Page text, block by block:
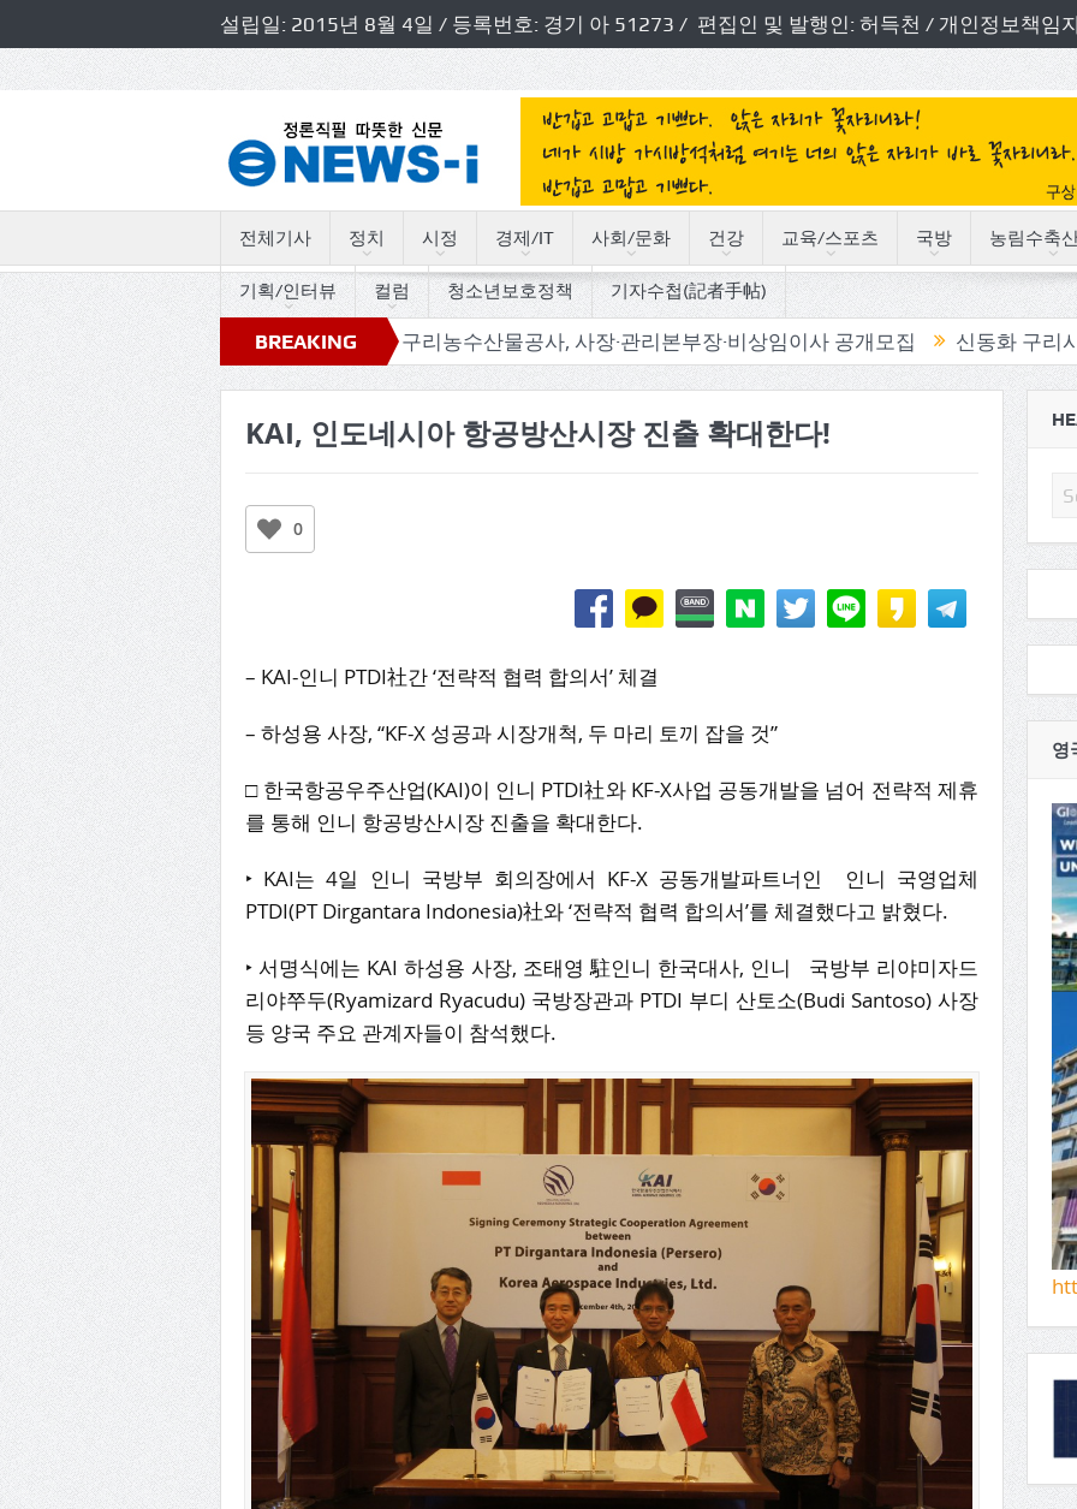
설립일: 2015년 8월 4일 / 등록번호: 경기 아 51273 / 편집인 및 발행인: 허득천 / 개인정보책임
전체기사 정치 시정 경제/IT 사회/문화 건강 교육/스포츠 국방 농림수축
기획/인터뷰 컬럼 청소년보호정책 기자수첩(記者手帖)
BREAKING
NEWS
로트 세월따라 사연따라” 구리농수산물공사, 사장·관리본부장·비상임이사 공개모집 신동화 구리시장, ‘시민 공
KAI, 인도네시아 항공방산시장 진출 확대한다!
0
– KAI-인니 PTDI社간 ‘전략적 협력 합의서’ 체결
– 하성용 사장, “KF-X 성공과 시장개척, 두 마리 토끼 잡을 것”
□ 한국항공우주산업(KAI)이 인니 PTDI社와 KF-X사업 공동개발을 넘어 전략적 제휴
를 통해 인니 항공방산시장 진출을 확대한다.
‣ KAI는 4일 인니 국방부 회의장에서 KF-X 공동개발파트너인 인니 국영업체
PTDI(PT Dirgantara Indonesia)社와 ‘전략적 협력 합의서’를 체결했다고 밝혔다.
‣ 서명식에는 KAI 하성용 사장, 조태영 駐인니 한국대사, 인니 국방부 리야미자드
리야쭈두(Ryamizard Ryacudu) 국방장관과 PTDI 부디 산토소(Budi Santoso) 사장
등 양국 주요 관계자들이 참석했다.
영